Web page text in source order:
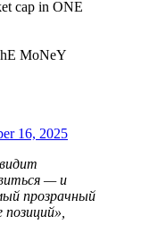
cap in ONE
MoNeY
16, 2025
— и
прозрачный